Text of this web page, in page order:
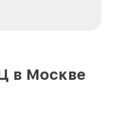
Venox, вне
в городе
в Москве